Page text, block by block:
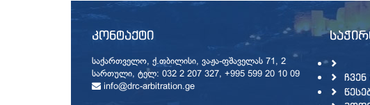
ᲙᲝᲜᲢᲐᲥᲢᲘ
საქართველო, ქ.თბილისი, ვაჟა-ფშაველას 71, 2
სართული, ტელ: 032 2 207 327, +995 599 20 10 09
info@drc-arbitration.ge
ᲩᲕᲔᲜ